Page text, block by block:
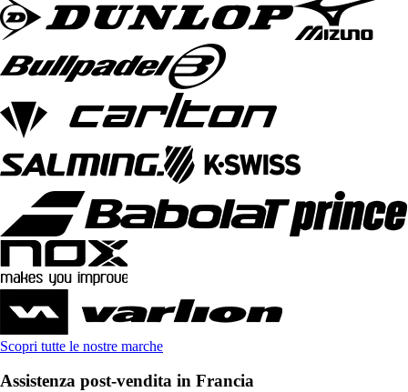
Scopri tutte le nostre marche
Assistenza post-vendita in Francia